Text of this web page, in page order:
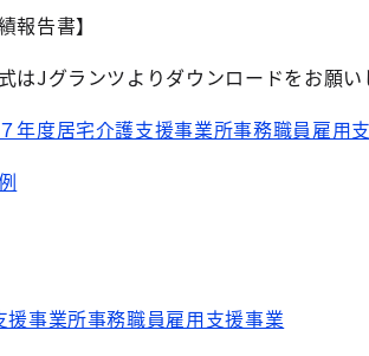
報告書】
はJグランツよりダウンロードをお願い
年度居宅介護支援事業所事務職員雇用
事業所事務職員雇用支援事業